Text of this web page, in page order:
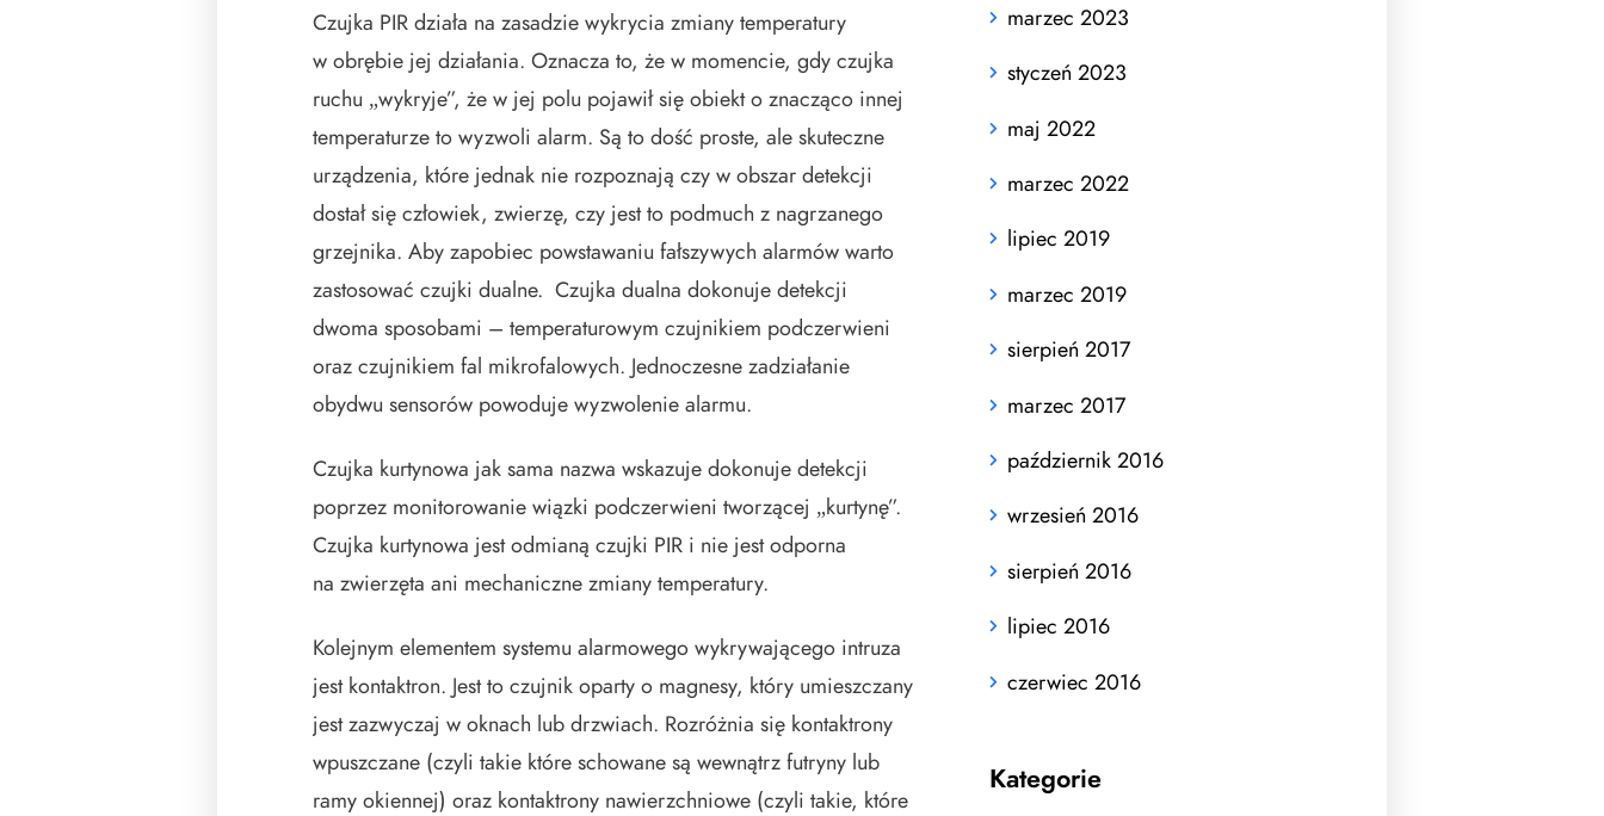
Czujka PIR działa na zasadzie wykrycia zmiany temperatury
w obrębie jej działania. Oznacza to, że w momencie, gdy czujka
ruchu „wykryje”, że w jej polu pojawił się obiekt o znacząco innej
temperaturze to wyzwoli alarm. Są to dość proste, ale skuteczne
urządzenia, które jednak nie rozpoznają czy w obszar detekcji
dostał się człowiek, zwierzę, czy jest to podmuch z nagrzanego
grzejnika. Aby zapobiec powstawaniu fałszywych alarmów warto
zastosować czujki dualne. Czujka dualna dokonuje detekcji
dwoma sposobami – temperaturowym czujnikiem podczerwieni
oraz czujnikiem fal mikrofalowych. Jednoczesne zadziałanie
obydwu sensorów powoduje wyzwolenie alarmu.
Czujka kurtynowa jak sama nazwa wskazuje dokonuje detekcji
poprzez monitorowanie wiązki podczerwieni tworzącej „kurtynę”.
Czujka kurtynowa jest odmianą czujki PIR i nie jest odporna
na zwierzęta ani mechaniczne zmiany temperatury.
Kolejnym elementem systemu alarmowego wykrywającego intruza
jest kontaktron. Jest to czujnik oparty o magnesy, który umieszczany
jest zazwyczaj w oknach lub drzwiach. Rozróżnia się kontaktrony
wpuszczane (czyli takie które schowane są wewnątrz futryny lub
ramy okiennej) oraz kontaktrony nawierzchniowe (czyli takie, które
marzec 2023
styczeń 2023
maj 2022
marzec 2022
lipiec 2019
marzec 2019
sierpień 2017
marzec 2017
październik 2016
wrzesień 2016
sierpień 2016
lipiec 2016
czerwiec 2016
Kategorie